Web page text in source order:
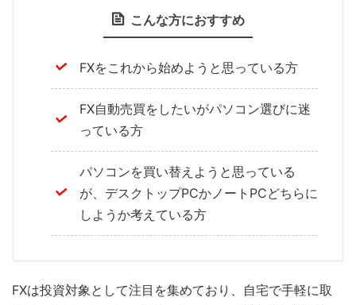
こんな方におすすめ
FXをこれから始めようと思っている方
FX自動売買をしたいがパソコン選びに迷
っている方
パソコンを買い替えようと思っている
が、デスクトップPCかノートPCどちらに
しようか考えている方
FXは投資対象として注目を集めており、自宅で手軽に取